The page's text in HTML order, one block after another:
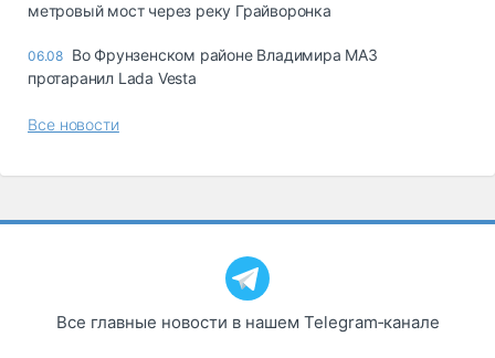
метровый мост через реку Грайворонка
06.08 Во Фрунзенском районе Владимира МАЗ
протаранил Lada Vesta
Все новости
Все главные новости в нашем Telegram‑канале